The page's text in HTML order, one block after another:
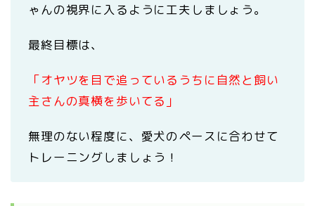
ゃんの視界に入るように工夫しましょう。
最終目標は、
「オヤツを目で追っているうちに自然と飼い
主さんの真横を歩いてる」
無理のない程度に、愛犬のペースに合わせて
トレーニングしましょう！